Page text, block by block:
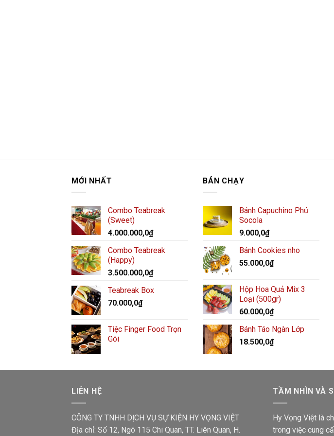
MỚI NHẤT
Combo Teabreak
(Sweet)
4.000.000,0₫
Combo Teabreak
(Happy)
3.500.000,0₫
Teabreak Box
70.000,0₫
Tiệc Finger Food Trọn
Gói
BÁN CHẠY
Bánh Capuchino Phủ
Socola
9.000,0₫
Bánh Cookies nho
55.000,0₫
Hộp Hoa Quả Mix 3
Loại (500gr)
60.000,0₫
Bánh Táo Ngàn Lớp
18.500,0₫
LIÊN HỆ
CÔNG TY TNHH DỊCH VỤ SỰ KIỆN HY VỌNG VIỆT
Địa chỉ: Số 12, Ngõ 115 Chi Quan, TT. Liên Quan, H.
TẦM NHÌN VÀ
Hy Vọng Việt là
trong việc cung